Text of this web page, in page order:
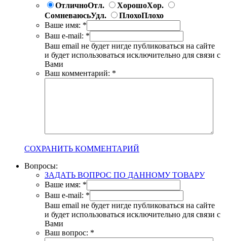
ОтличноОтл. ХорошоХор.
СомневаюсьУдл. ПлохоПлохо
Ваше имя: *
Ваш e-mail: *
Ваш email не будет нигде публиковаться на сайте
и будет использоваться исключительно для связи с
Вами
Ваш комментарий: *
СОХРАНИТЬ КОММЕНТАРИЙ
Вопросы:
ЗАДАТЬ ВОПРОС ПО ДАННОМУ ТОВАРУ
Ваше имя: *
Ваш e-mail: *
Ваш email не будет нигде публиковаться на сайте
и будет использоваться исключительно для связи с
Вами
Ваш вопрос: *